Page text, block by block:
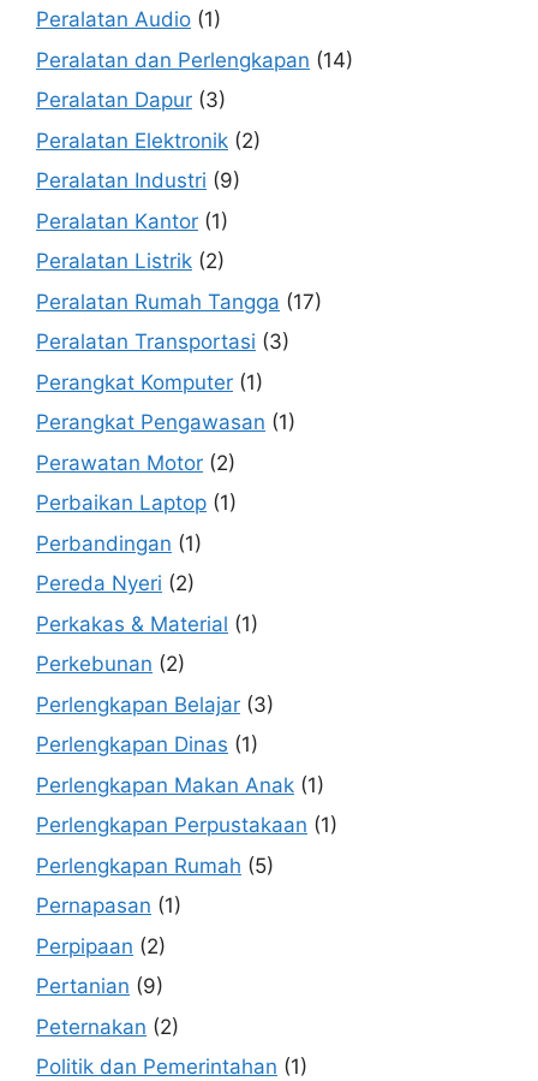
Peralatan Audio (1)
Peralatan dan Perlengkapan (14)
Peralatan Dapur (3)
Peralatan Elektronik (2)
Peralatan Industri (9)
Peralatan Kantor (1)
Peralatan Listrik (2)
Peralatan Rumah Tangga (17)
Peralatan Transportasi (3)
Perangkat Komputer (1)
Perangkat Pengawasan (1)
Perawatan Motor (2)
Perbaikan Laptop (1)
Perbandingan (1)
Pereda Nyeri (2)
Perkakas & Material (1)
Perkebunan (2)
Perlengkapan Belajar (3)
Perlengkapan Dinas (1)
Perlengkapan Makan Anak (1)
Perlengkapan Perpustakaan (1)
Perlengkapan Rumah (5)
Pernapasan (1)
Perpipaan (2)
Pertanian (9)
Peternakan (2)
Politik dan Pemerintahan (1)